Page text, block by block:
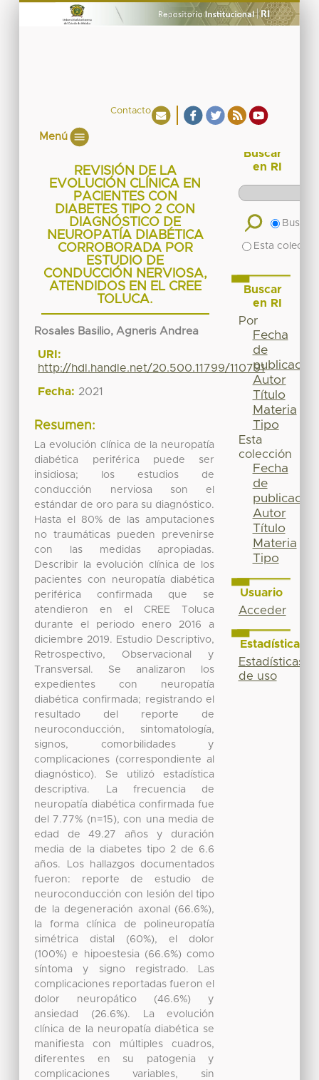
Contacto
Menú
REVISIÓN DE LA
EVOLUCIÓN CLÍNICA EN
PACIENTES CON
DIABETES TIPO 2 CON
DIAGNÓSTICO DE
NEUROPATÍA DIABÉTICA
CORROBORADA POR
ESTUDIO DE
CONDUCCIÓN NERVIOSA,
ATENDIDOS EN EL CREE
TOLUCA.
Rosales Basilio, Agneris Andrea
URI:
http://hdl.handle.net/20.500.11799/110791
Fecha: 2021
Resumen:
La evolución clínica de la neuropatía
diabética periférica puede ser
insidiosa; los estudios de
conducción nerviosa son el
estándar de oro para su diagnóstico.
Hasta el 80% de las amputaciones
no traumáticas pueden prevenirse
con las medidas apropiadas.
Describir la evolución clínica de los
pacientes con neuropatía diabética
periférica confirmada que se
atendieron en el CREE Toluca
durante el periodo enero 2016 a
diciembre 2019. Estudio Descriptivo,
Retrospectivo, Observacional y
Transversal. Se analizaron los
expedientes con neuropatía
diabética confirmada; registrando el
resultado del reporte de
neuroconducción, sintomatología,
signos, comorbilidades y
complicaciones (correspondiente al
diagnóstico). Se utilizó estadística
descriptiva. La frecuencia de
neuropatía diabética confirmada fue
del 7.77% (n=15), con una media de
edad de 49.27 años y duración
media de la diabetes tipo 2 de 6.6
años. Los hallazgos documentados
fueron: reporte de estudio de
neuroconducción con lesión del tipo
de la degeneración axonal (66.6%),
la forma clínica de polineuropatía
simétrica distal (60%), el dolor
(100%) e hipoestesia (66.6%) como
síntoma y signo registrado. Las
complicaciones reportadas fueron el
dolor neuropático (46.6%) y
ansiedad (26.6%). La evolución
clínica de la neuropatía diabética se
manifiesta con múltiples cuadros,
diferentes en su patogenia y
complicaciones variables, sin
Buscar
en RI
Buscar
Esta
Buscar
en RI
Por
Fecha
de
publicación
Autor
Título
Materia
Tipo
Esta
colección
Fecha
de
publicación
Autor
Título
Materia
Tipo
Usuario
Acceder
Estadísticas
Estadísticas
de uso